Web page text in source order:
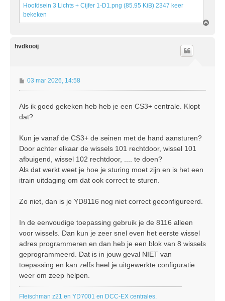
Hoofdsein 3 Lichts + Cijfer 1-D1.png (85.95 KiB) 2347 keer
bekeken
hvdkooij
B
e
i
c
03 mar 2026, 14:58
Als ik goed gekeken heb heb je een CS3+ centrale. Klopt
dat?
Kun je vanaf de CS3+ de seinen met de hand aansturen?
Door achter elkaar de wissels 101 rechtdoor, wissel 101
afbuigend, wissel 102 rechtdoor, .... te doen?
Als dat werkt weet je hoe je sturing moet zijn en is het een
itrain uitdaging om dat ook correct te sturen.
Zo niet, dan is je YD8116 nog niet correct geconfigureerd.
In de eenvoudige toepassing gebruik je de 8116 alleen
voor wissels. Dan kun je zeer snel even het eerste wissel
adres programmeren en dan heb je een blok van 8 wissels
geprogrammeerd. Dat is in jouw geval NIET van
toepassing en kan zelfs heel je uitgewerkte configuratie
weer om zeep helpen.
Fleischman z21 en YD7001 en DCC-EX centrales.